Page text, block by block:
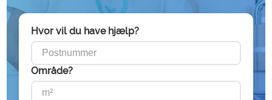
Hvor vil du have hjælp?
Område?